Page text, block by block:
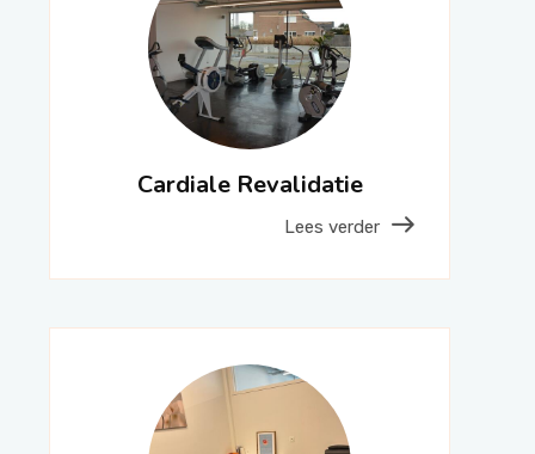
Cardiale Revalidatie
Lees verder